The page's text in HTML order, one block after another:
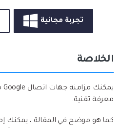
تجربة مجانية
الخلاصة
معرفة تقنية.